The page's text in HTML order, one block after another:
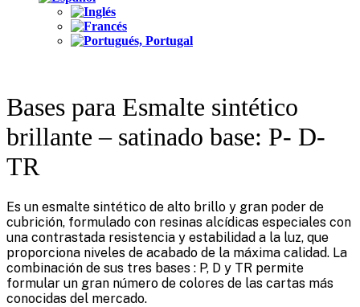
Bases para Esmalte sintético
brillante – satinado base: P- D-
TR
Es un esmalte sintético de alto brillo y gran poder de
cubrición, formulado con resinas alcídicas especiales con
una contrastada resistencia y estabilidad a la luz, que
proporciona niveles de acabado de la máxima calidad. La
combinación de sus tres bases : P, D y TR permite
formular un gran número de colores de las cartas más
conocidas del mercado.